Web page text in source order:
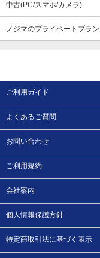
中古(PC/スマホ/カメラ)
ノジマのプライベートブラ
ご利用ガイド
よくあるご質問
お問い合わせ
ご利用規約
会社案内
個人情報保護方針
特定商取引法に基づく表示